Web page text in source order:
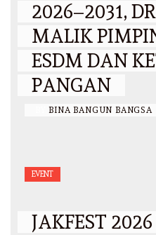
2026–2031,
MALIK
ESDM DAN
PANGAN
BINA BANGUN BANGSA
EVENT
JAKFEST